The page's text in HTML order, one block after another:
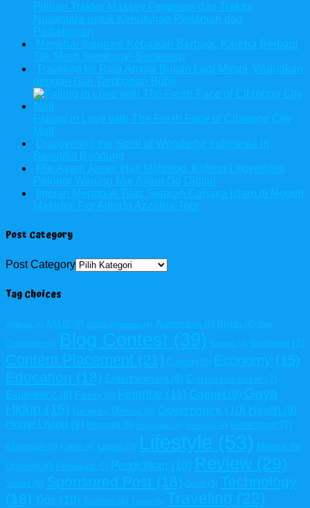
Pilihan Traktor Massey Ferguson dari Traktor
Nusantara untuk Kebutuhan Pertanian dan
Perkebunan
Menebar Inspirasi Kebaikan Berbagi, Karena Berbagi
Tak Mesti Sembunyi-Sembunyi
Traveling ke Raja Ampat Bukan Lagi Mimpi, Wujudkan
dengan Gaji Tambahan Blibli
Falling in Love with The Fresh Face of Cibinong City
Mall
Discovering the Spirit of Wonderful Indonesia in
Beautiful Bandung
Mie Ayam Jamur Haji Mahmud, Kuliner Legendaris
Pelopor Warung Mie Ayam Go Digital
Impian Menapak Tilas Sejarah Cahaya Islam di Negeri
Matador, For Adinda Azzahra Tour
Post Category
Post Category
Tag Choices
Aplikasi (4) ASUS (6) ASUS Indonesia (4) Automotive (6) Bisnis (6) Blog
Competition (4) Blog Contest (39) Budaya (4) Business (7)
Content Placement (21) Culinary (5) Economy (15)
Education (18) Entertainment (8) Entrepreneurship (7)
Experience (8) Family (6) Finance (11) Gadget (9) Gaya
Hidup (15) Generasi Milenial (6) Government (10) Health (9)
Home Living (9) Inspirasi (6) Inspiration (4) Investasi (4) Kesehatan (7)
Keuangan (5) Kuliner (4) Laptop (5) Lifestyle (53) Milenial (6)
Otomotif
(6) Pariwisata (5) Pendidikan (10) Review (29)
Social (6) Sponsored Post (18) Sport (5) Technology
(18) Tips (10) Tourism (6) Travel (4) Traveling (22)